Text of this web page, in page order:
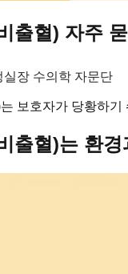
출혈) 자주
실장 수의학 자문단
보호자가 당황하
출혈)는 환